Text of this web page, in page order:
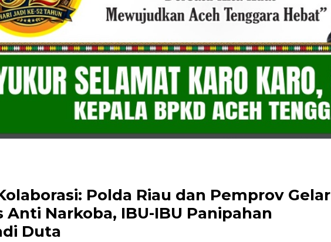
Polda Riau dan Pemprov Gelar
Anti Narkoba, IBU-IBU Panipahan
Duta